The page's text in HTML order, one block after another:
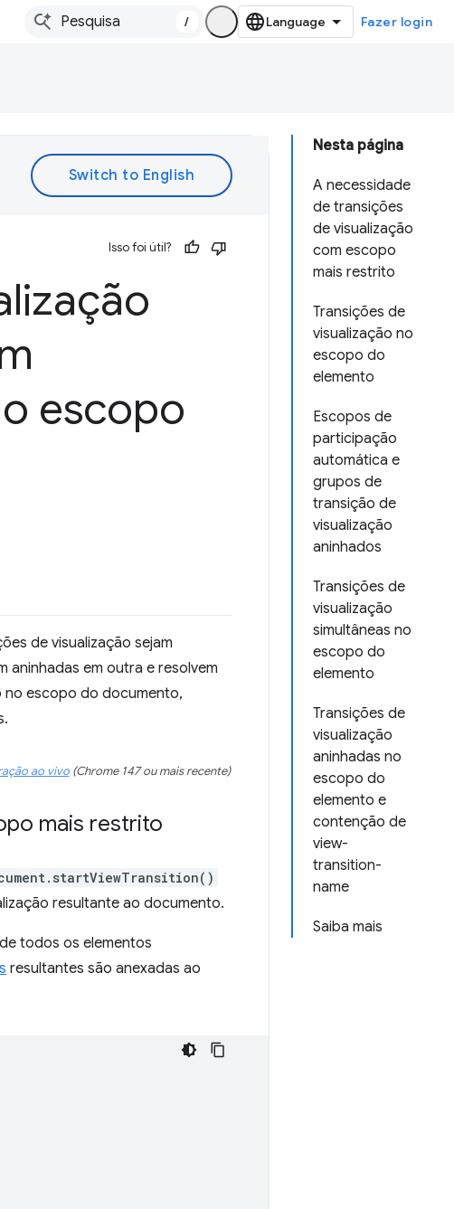
/ Fazer login
Nesta página
A necessidade
de transições
de visualização
com escopo
mais restrito
Transições de
visualização no
escopo do
elemento
Escopos de
participação
automática e
grupos de
transição de
visualização
aninhados
Transições de
visualização
simultâneas no
escopo do
elemento
Transições de
visualização
aninhadas no
escopo do
elemento e
contenção de
view-
transition-
name
Saiba mais
Isso foi útil?
escopo
de visualização sejam
aninhadas em outra e resolvem
no escopo do documento,
ao vivo(Chrome 147 ou mais recente)
mais restrito
resultante ao documento.
todos os elementos
resultantes são anexadas ao